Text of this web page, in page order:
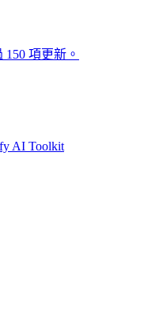
項更新。
AI Toolkit